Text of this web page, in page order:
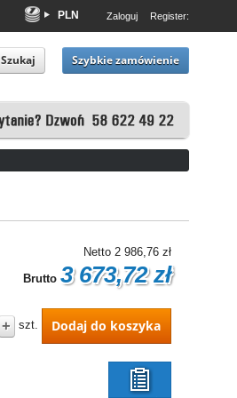
PLN
EUR
USD
Zaloguj Register:
Szukaj Szybkie zamówienie
Netto 2 986,76 zł
Brutto 3 673,72 zł
+ szt. Dodaj do koszyka